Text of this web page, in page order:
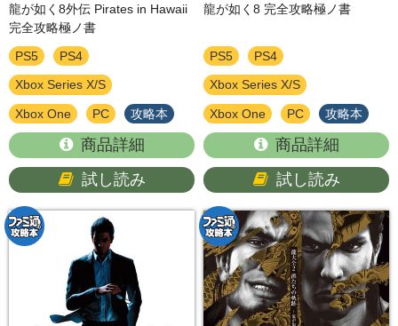
龍が如く8外伝 Pirates in Hawaii
完全攻略極ノ書
PS5 PS4
Xbox Series X/S
Xbox One PC 攻略本
商品詳細
試し読み
龍が如く8 完全攻略極ノ書
PS5 PS4
Xbox Series X/S
Xbox One PC 攻略本
商品詳細
試し読み